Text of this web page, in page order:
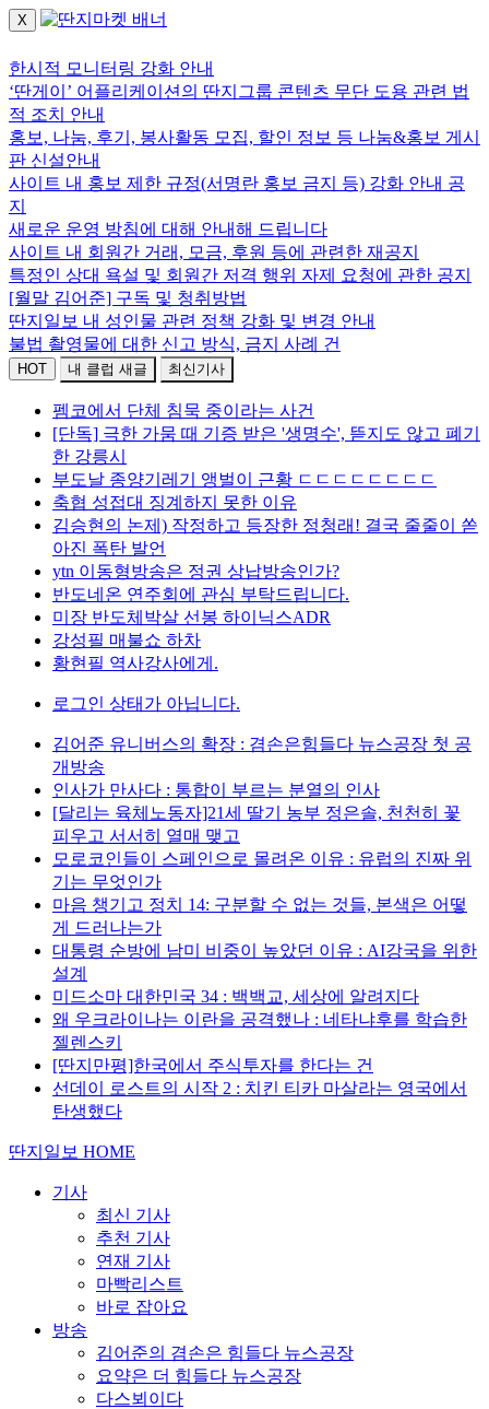
X
한시적 모니터링 강화 안내
‘딴게이’ 어플리케이션의 딴지그룹 콘텐츠 무단 도용 관련 법
적 조치 안내
홍보, 나눔, 후기, 봉사활동 모집, 할인 정보 등 나눔&홍보 게시
판 신설안내
사이트 내 홍보 제한 규정(서명란 홍보 금지 등) 강화 안내 공
지
새로운 운영 방침에 대해 안내해 드립니다
사이트 내 회원간 거래, 모금, 후원 등에 관련한 재공지
특정인 상대 욕설 및 회원간 저격 행위 자제 요청에 관한 공지
[월말 김어준] 구독 및 청취방법
딴지일보 내 성인물 관련 정책 강화 및 변경 안내
불법 촬영물에 대한 신고 방식, 금지 사례 건
HOT 내 클럽 새글 최신기사
펨코에서 단체 침묵 중이라는 사건
[단독] 극한 가뭄 때 기증 받은 '생명수', 뜯지도 않고 폐기
한 강릉시
부도날 종양기레기 앵벌이 근황 ㄷㄷㄷㄷㄷㄷㄷㄷ
축협 성접대 징계하지 못한 이유
김승현의 논제) 작정하고 등장한 정청래! 결국 줄줄이 쏟
아진 폭탄 발언
ytn 이동형방송은 정권 상납방송인가?
반도네온 연주회에 관심 부탁드립니다.
미장 반도체박살 선봉 하이닉스ADR
강성필 매불쇼 하차
황현필 역사강사에게.
로그인 상태가 아닙니다.
김어준 유니버스의 확장 : 겸손은힘들다 뉴스공장 첫 공
개방송
인사가 만사다 : 통합이 부르는 분열의 인사
[달리는 육체노동자]21세 딸기 농부 정은솔, 천천히 꽃
피우고 서서히 열매 맺고
모로코인들이 스페인으로 몰려온 이유 : 유럽의 진짜 위
기는 무엇인가
마음 챙기고 정치 14: 구분할 수 없는 것들, 본색은 어떻
게 드러나는가
대통령 순방에 남미 비중이 높았던 이유 : AI강국을 위한
설계
미드소마 대한민국 34 : 백백교, 세상에 알려지다
왜 우크라이나는 이란을 공격했나 : 네타냐후를 학습한
젤렌스키
[딴지만평]한국에서 주식투자를 한다는 건
선데이 로스트의 시작 2 : 치킨 티카 마살라는 영국에서
탄생했다
딴지일보 HOME
기사
최신 기사
추천 기사
연재 기사
마빡리스트
바로 잡아요
방송
김어준의 겸손은 힘들다 뉴스공장
요약은 더 힘들다 뉴스공장
다스뵈이다